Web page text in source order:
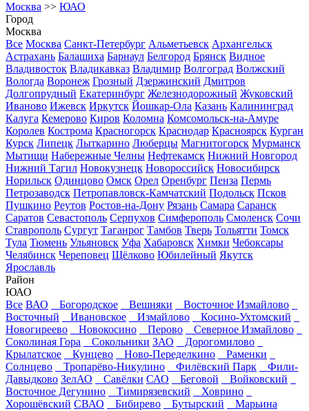
Москва >> ЮАО
Город
Москва
Все Москва Санкт-Петербург Альметьевск Архангельск
Астрахань Балашиха Барнаул Белгород Брянск Видное
Владивосток Владикавказ Владимир Волгоград Волжский
Вологда Воронеж Грозный Дзержинский Дмитров
Долгопрудный Екатеринбург Железнодорожный Жуковский
Иваново Ижевск Иркутск Йошкар-Ола Казань Калининград
Калуга Кемерово Киров Коломна Комсомольск-на-Амуре
Королев Кострома Красногорск Краснодар Красноярск Курган
Курск Липецк Лыткарино Люберцы Магнитогорск Мурманск
Мытищи Набережные Челны Нефтекамск Нижний Новгород
Нижний Тагил Новокузнецк Новороссийск Новосибирск
Норильск Одинцово Омск Орел Оренбург Пенза Пермь
Петрозаводск Петропавловск-Камчатский Подольск Псков
Пушкино Реутов Ростов-на-Дону Рязань Самара Саранск
Саратов Севастополь Серпухов Симферополь Смоленск Сочи
Ставрополь Сургут Таганрог Тамбов Тверь Тольятти Томск
Тула Тюмень Ульяновск Уфа Хабаровск Химки Чебоксары
Челябинск Череповец Щёлково Юбилейный Якутск
Ярославль
Район
ЮАО
Все ВАО Богородское Вешняки
Восточное Измайлово
Восточный
Ивановское Измайлово
Косино-Ухтомский
Новогиреево
Новокосино Перово
Северное Измайлово
Соколиная Гора
Сокольники ЗАО
Дорогомилово
Крылатское
Кунцево Ново-Переделкино
Раменки
Солнцево
Тропарёво-Никулино Филёвский Парк
Фили-
Давыдково ЗелАО Савёлки САО Беговой
Войковский
Восточное Дегунино
Тимирязевский
Ховрино
Хорошёвский СВАО Бибирево Бутырский
Марьина